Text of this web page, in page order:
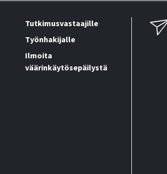
Tutkimusvastaajille
Työnhakijalle
Ilmoita
väärinkäytösepäilystä